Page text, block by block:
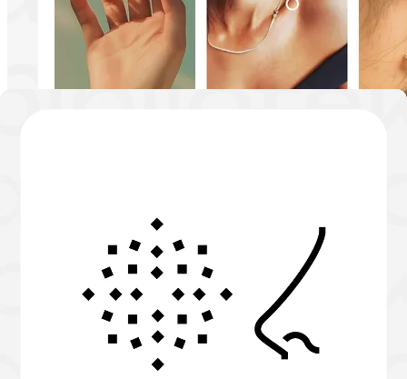
Концентрация
Sexy Box / Секси бокс
Ассоциации от эксперта
Томное предвкушение и трепет перед новыми